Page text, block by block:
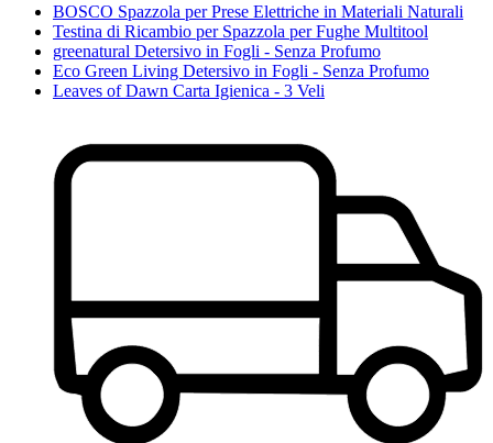
BOSCO Spazzola per Prese Elettriche in Materiali Naturali
Testina di Ricambio per Spazzola per Fughe Multitool
greenatural Detersivo in Fogli - Senza Profumo
Eco Green Living Detersivo in Fogli - Senza Profumo
Leaves of Dawn Carta Igienica - 3 Veli